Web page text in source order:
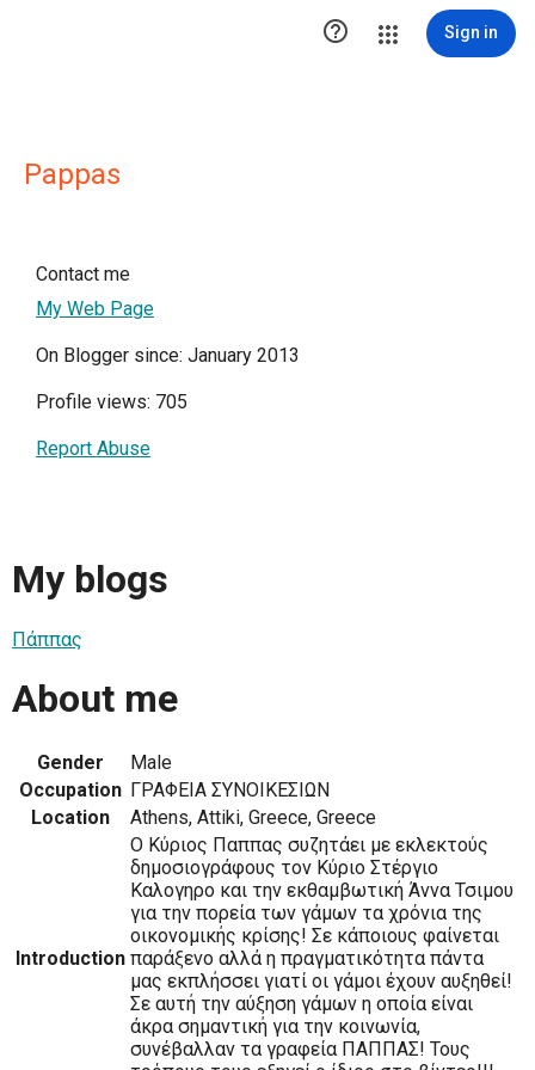
 Sign in
Pappas
Contact me
My Web Page
On Blogger since: January 2013
Profile views: 705
Report Abuse
My blogs
Πάππας
About me
Gender
Male
Occupation ΓΡΑΦΕΙΑ ΣΥΝΟΙΚΕΣΙΩΝ
Location
Athens, Attiki, Greece, Greece
Introduction
Ο Κύριος Παππας συζητάει με εκλεκτούς
δημοσιογράφους τον Κύριο Στέργιο
Καλογηρο και την εκθαμβωτική Άννα Τσιμου
για την πορεία των γάμων τα χρόνια της
οικονομικής κρίσης! Σε κάποιους φαίνεται
παράξενο αλλά η πραγματικότητα πάντα
μας εκπλήσσει γιατί οι γάμοι έχουν αυξηθεί!
Σε αυτή την αύξηση γάμων η οποία είναι
άκρα σημαντική για την κοινωνία,
συνέβαλλαν τα γραφεία ΠΑΠΠΑΣ! Τους